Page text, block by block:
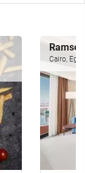
Cairo,